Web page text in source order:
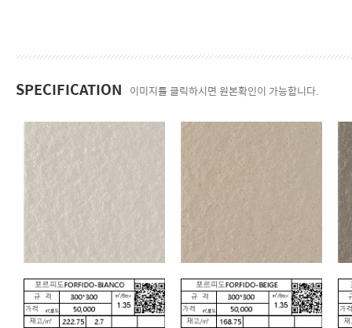
SPECIFICATION 이미지를 클릭하시면 원본확인이 가능합니다.